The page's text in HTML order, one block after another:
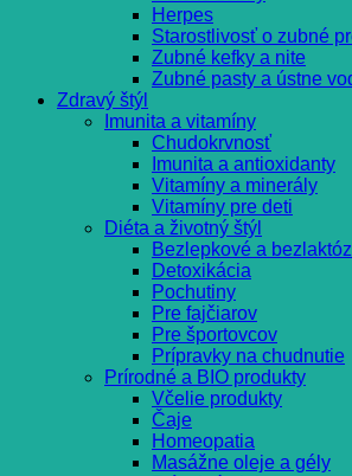
Herpes
Starostlivosť o zubné
Zubné kefky a nite
Zubné pasty a ústne
Zdravý štýl
Imunita a vitamíny
Chudokrvnosť
Imunita a antioxidanty
Vitamíny a minerály
Vitamíny pre deti
Diéta a životný štýl
Bezlepkové a
Detoxikácia
Pochutiny
Pre fajčiarov
Pre športovcov
Prípravky na chudnutie
Prírodné a BIO produkty
Včelie produkty
Čaje
Homeopatia
Masážne oleje a gély